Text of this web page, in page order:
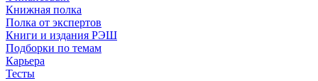
Книжная полка
Полка от экспертов
Книги и издания РЭШ
Подборки по темам
Карьера
Тесты